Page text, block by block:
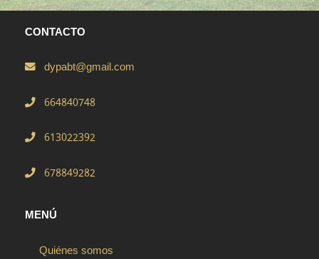
CONTACTO
dypabt@gmail.com
664840748
613022392
678849282
MENÚ
Quiénes somos